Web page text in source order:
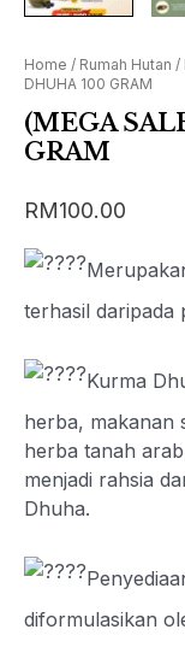
Home / Rumah Hutan /
DHUHA 100 GRAM
(MEGA
GRAM
RM100.00
terhasil daripada
Kurma
herba, makanan
herba tanah
menjadi rahsia
Dhuha.
diformulasikan